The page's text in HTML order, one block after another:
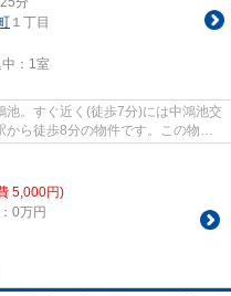
１丁目
： 1室
。すぐ近く(徒歩7分)には中鴻池交
ら徒歩8分の物件です。この物件
5,000円)
0万円